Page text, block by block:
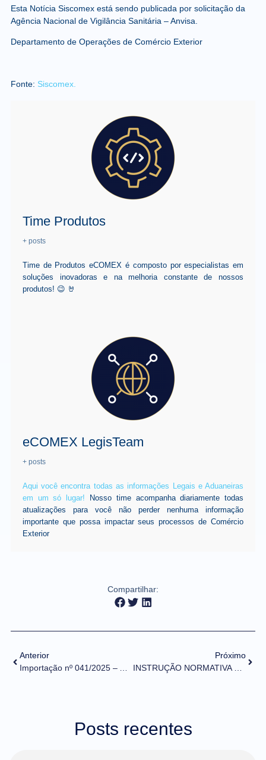
Esta Notícia Siscomex está sendo publicada por solicitação da
Agência Nacional de Vigilância Sanitária – Anvisa.
Departamento de Operações de Comércio Exterior
Fonte: Siscomex.
Time Produtos
+ posts
Time de Produtos eCOMEX é composto por especialistas em
soluções inovadoras e na melhoria constante de nossos
produtos! 😉 🤘
eCOMEX LegisTeam
+ posts
Aqui você encontra todas as informações Legais e Aduaneiras
em um só lugar! Nosso time acompanha diariamente todas
atualizações para você não perder nenhuma informação
importante que possa impactar seus processos de Comércio
Exterior
Compartilhar:
Anterior
Importação nº 041/2025 – Alteração de tratamento administrativo – Anvisa
Próximo
INSTRUÇÃO NORMATIVA RFB Nº 2.264/2025 (DOU de 30/04/2025)
Posts recentes